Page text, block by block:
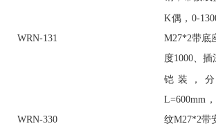
WRN-131
K偶，0-
M27*2带底
度1000、插
WRN-330
铠装，
L=600mm
纹M27*2带